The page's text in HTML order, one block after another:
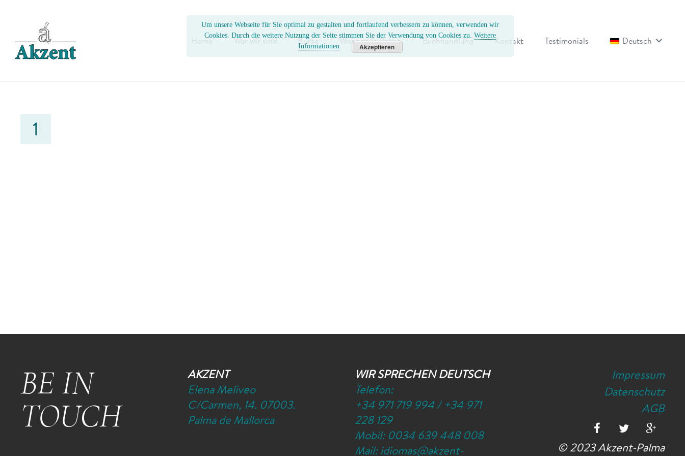
Home Wer wir sind Kurse Wohnen in Palma Buchhandlung Kontakt Testimonials Deutsch
BE IN
TOUCH
AKZENT
Elena Meliveo
C/Carmen, 14. 07003.
Palma de Mallorca
WIR SPRECHEN DEUTSCH
Telefon:
+34 971 719 994 / +34 971
228 129
Mobil: 0034 639 448 008
Mail: idiomas@akzent-
Impressum
Datenschutz
AGB
© 2023 Akzent-Palma
Um unsere Webseite für Sie optimal zu gestalten und fortlaufend verbessern zu können, verwenden wir
Cookies. Durch die weitere Nutzung der Seite stimmen Sie der Verwendung von Cookies zu. Weitere
Informationen
Akzeptieren